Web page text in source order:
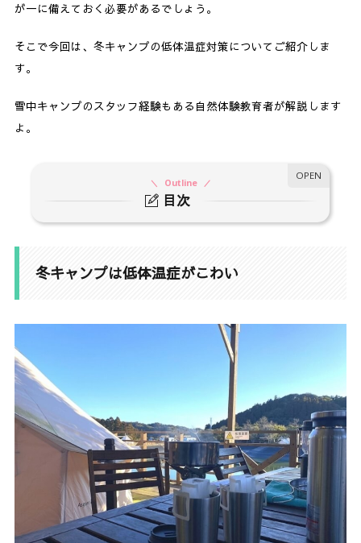
が一に備えておく必要があるでしょう。
そこで今回は、冬キャンプの低体温症対策についてご紹介しま
す。
雪中キャンプのスタッフ経験もある自然体験教育者が解説します
よ。
目次
Outline
1. 冬キャンプは低体温症がこわい
4. 夏は水遊びによる低体温症に注意
冬キャンプは低体温症がこわい